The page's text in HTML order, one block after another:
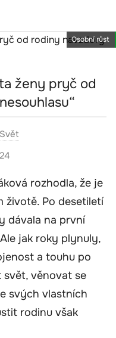
Osobní růst
ženy pryč od
rozhodla, že je
životě. Po desetiletí
dávala na první
jak roky plynuly,
a touhu po
svět, věnovat se
svých vlastních
rodinu však